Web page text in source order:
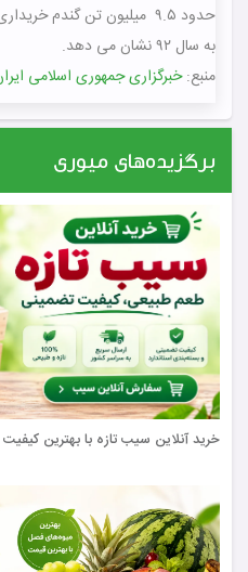
حدود ۹.۵ میلیون تن گندم
به سال ۹۲ نشان می دهد.
منبع:خبرگزاری جمهوری اسلامی
برگزیده‌های میوری
خرید آنلاین سیب تازه با بهترین